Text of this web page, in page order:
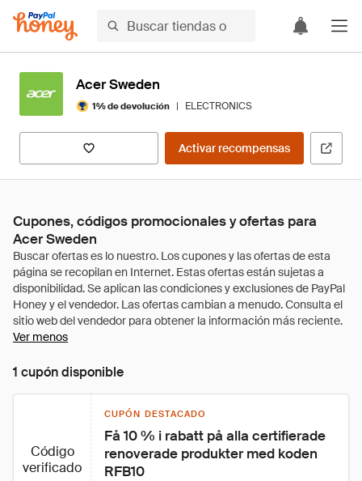
Acer Sweden
1% de devolución | ELECTRONICS
Activar recompensas
Cupones, códigos promocionales y ofertas para
Acer Sweden
Ver menos
1 cupón disponible
Código
verificado
CUPÓN DESTACADO
Få 10 % i rabatt på alla certifierade
renoverade produkter med koden
RFB10